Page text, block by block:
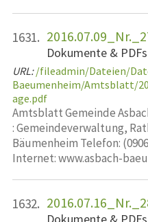
1631.
Dokumente & PDFs
URL: /fileadmin/Dateien/
Baeumenheim/Amtsblatt/
age.pdf
Amtsblatt Gemeinde
: Gemeindeverwaltung,
Bäumenheim Telefon:
Internet: www.asbach-
1632.